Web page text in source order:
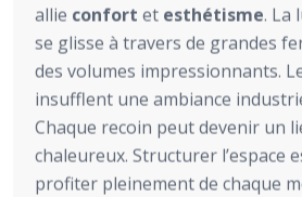
allie confort et esthétisme. La
se glisse à travers de grandes
des volumes impressionnants.
insufflent une ambiance
Chaque recoin peut devenir un
chaleureux. Structurer l’espace
profiter pleinement de chaque